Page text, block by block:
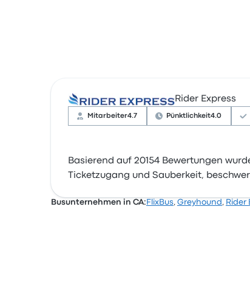
Rider Express
Mitarbeiter4.7 Pünktlichkeit4.0
Basierend auf 20154 Bewertungen
Ticketzugang und Sauberkeit,
Busunternehmen in CA: FlixBus, Greyhound , Rider